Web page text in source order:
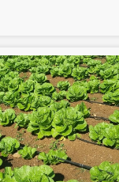
石
仮設住
イン